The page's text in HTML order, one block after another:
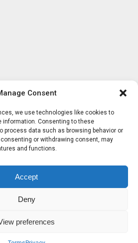
Consent
we use technologies like cookies to
Consenting to these
process data such as browsing behavior or
or withdrawing consent, may
and functions.
Accept
Deny
preferences